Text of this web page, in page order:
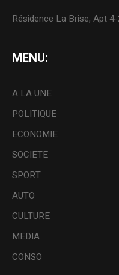
Résidence La Brise, Apt
MENU:
A LA UNE
POLITIQUE
ECONOMIE
SOCIETE
SPORT
AUTO
CULTURE
MEDIA
CONSO